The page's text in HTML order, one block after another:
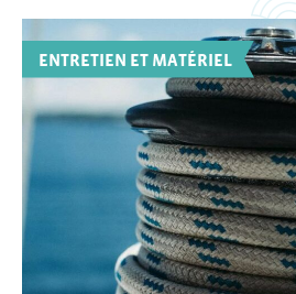
ENTRETIEN ET MATÉRIEL